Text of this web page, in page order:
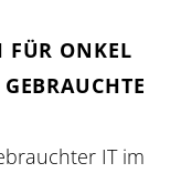
FÜR ONKEL
IT im